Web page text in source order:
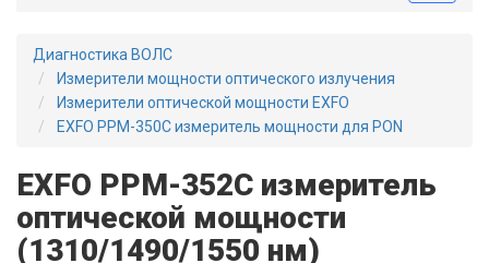
Диагностика ВОЛС
Измерители мощности оптического излучения
Измерители оптической мощности EXFO
EXFO PPM-350C измеритель мощности для PON
EXFO PPM-352C измеритель
оптической мощности
(1310/1490/1550 нм)